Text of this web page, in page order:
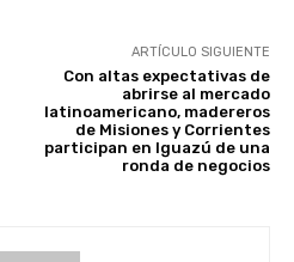
ARTÍCULO SIGUIENTE
Con altas expectativas de
abrirse al mercado
latinoamericano, madereros
de Misiones y Corrientes
participan en Iguazú de una
ronda de negocios